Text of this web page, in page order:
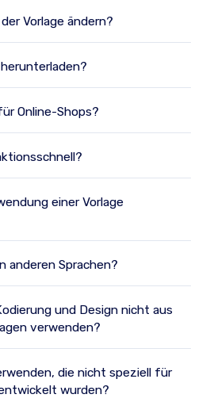
Vorlage ändern?
Online-Shops?
einer Vorlage
anderen Sprachen?
und Design nicht aus
verwenden?
die nicht speziell für
wurden?